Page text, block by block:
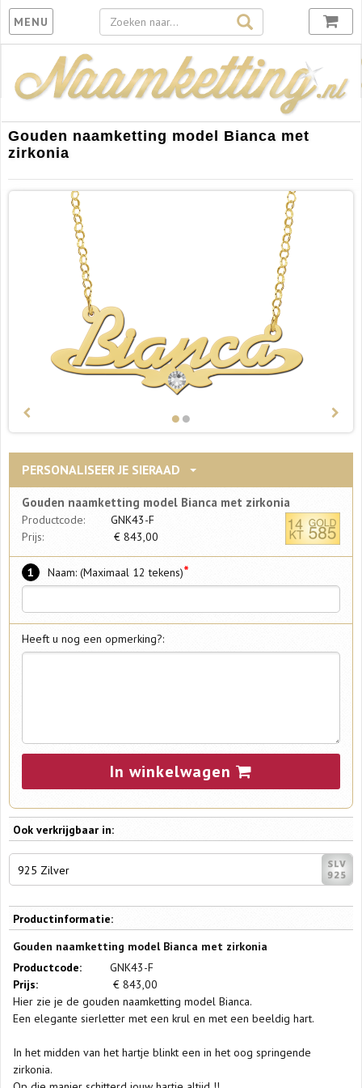
Toggle
navigation
MENU
Gouden naamketting model Bianca met
zirkonia
PERSONALISEER JE SIERAAD
Gouden naamketting model Bianca met zirkonia
Productcode:
GNK43-F
Prijs:
€ 843,00
1 Naam: (Maximaal 12 tekens)*
Heeft u nog een opmerking?:
In winkelwagen
Ook verkrijgbaar in:
925 Zilver
Productinformatie:
Gouden naamketting model Bianca met zirkonia
Productcode:
GNK43-F
Prijs:
€ 843,00
Hier zie je de gouden naamketting model Bianca.
Een elegante sierletter met een krul en met een beeldig hart.
In het midden van het hartje blinkt een in het oog springende
zirkonia.